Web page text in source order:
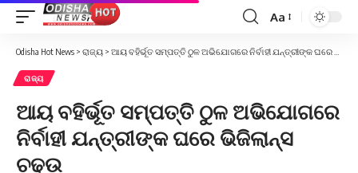
Font
Resizer
Aa
Odisha Hot News > ରାଜ୍ୟ > ଆୟ ବହିର୍ଭୂତ ସମ୍ପତ୍ତି ଠୁଳ ଅଭିଯୋଗରେ ନିର୍ବାହୀ ଯନ୍ତ୍ରୀଙ୍କ ଘରେ ଭିଜିଲାନ୍ସ ଚଢ଼ଉ
ରାଜ୍ୟ
ଆୟ ବହିର୍ଭୂତ ସମ୍ପତ୍ତି ଠୁଳ ଅଭିଯୋଗରେ
ନିର୍ବାହୀ ଯନ୍ତ୍ରୀଙ୍କ ଘରେ ଭିଜିଲାନ୍ସ
ଚଢ଼ଉ